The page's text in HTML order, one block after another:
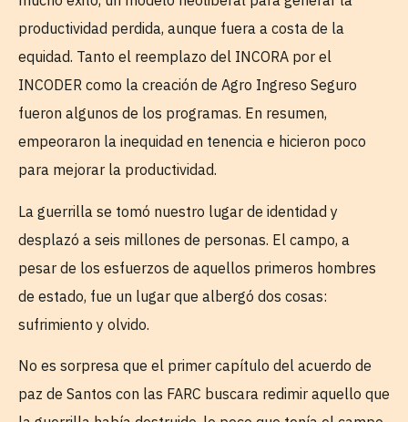
productividad perdida, aunque fuera a costa de la
equidad. Tanto el reemplazo del INCORA por el
INCODER como la creación de Agro Ingreso Seguro
fueron algunos de los programas. En resumen,
empeoraron la inequidad en tenencia e hicieron poco
para mejorar la productividad.
La guerrilla se tomó nuestro lugar de identidad y
desplazó a seis millones de personas. El campo, a
pesar de los esfuerzos de aquellos primeros hombres
de estado, fue un lugar que albergó dos cosas:
sufrimiento y olvido.
No es sorpresa que el primer capítulo del acuerdo de
paz de Santos con las FARC buscara redimir aquello que